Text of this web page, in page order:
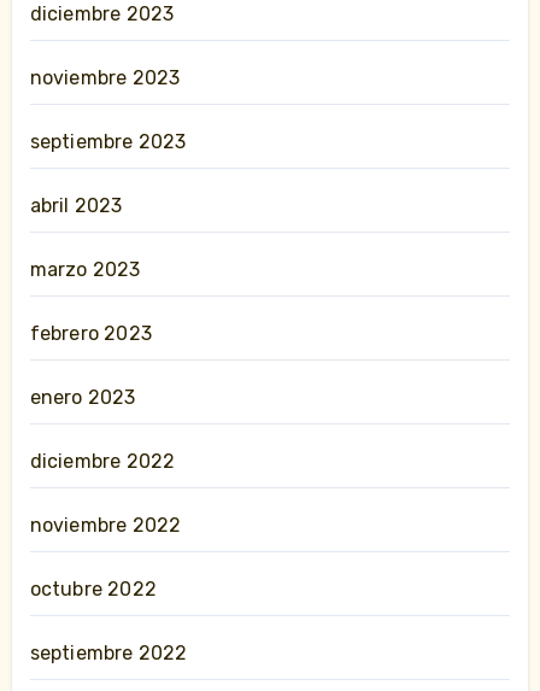
diciembre 2023
noviembre 2023
septiembre 2023
abril 2023
marzo 2023
febrero 2023
enero 2023
diciembre 2022
noviembre 2022
octubre 2022
septiembre 2022